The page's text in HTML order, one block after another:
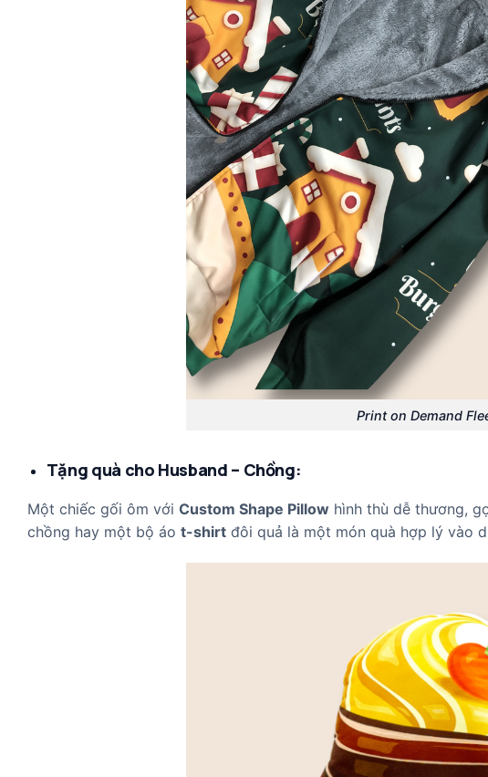
Print on Demand
Tặng quà cho Husband – Chồng:
Một chiếc gối ôm với Custom Shape Pillow hình thù dễ thương,
chồng hay một bộ áo t-shirt đôi quả là một món quà hợp lý vào